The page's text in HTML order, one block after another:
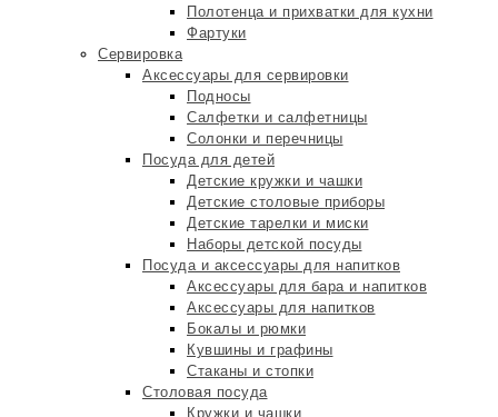
Полотенца и прихватки для кухни
Фартуки
Сервировка
Аксессуары для сервировки
Подносы
Салфетки и салфетницы
Солонки и перечницы
Посуда для детей
Детские кружки и чашки
Детские столовые приборы
Детские тарелки и миски
Наборы детской посуды
Посуда и аксессуары для напитков
Аксессуары для бара и напитков
Аксессуары для напитков
Бокалы и рюмки
Кувшины и графины
Стаканы и стопки
Столовая посуда
Кружки и чашки